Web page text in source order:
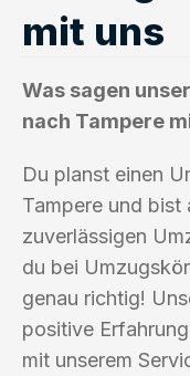
mit uns
Was sagen
nach Tampere
Du planst einen
Tampere und bist
zuverlässigen
du bei
genau richtig!
positive
mit unserem